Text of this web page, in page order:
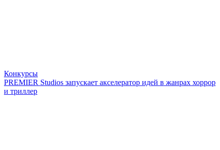
Конкурсы
PREMIER Studios запускает акселератор идей в жанрах хоррор
и триллер